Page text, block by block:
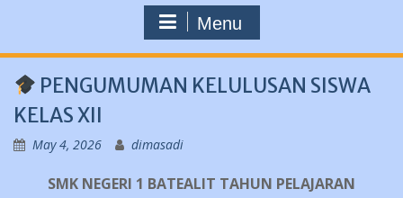
Menu
PENGUMUMAN KELULUSAN SISWA
KELAS XII
May 4, 2026 dimasadi
SMK NEGERI 1 BATEALIT TAHUN PELAJARAN